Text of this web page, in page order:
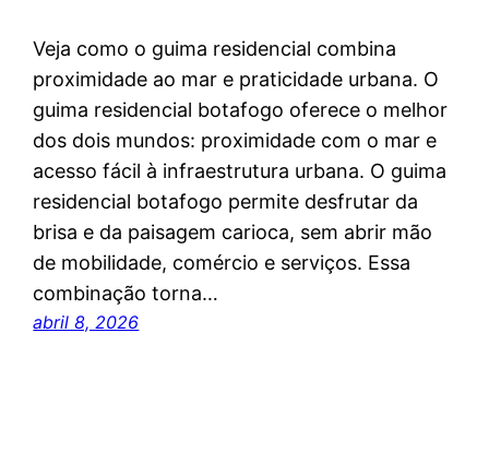
Veja como o guima residencial combina
proximidade ao mar e praticidade urbana. O
guima residencial botafogo oferece o melhor
dos dois mundos: proximidade com o mar e
acesso fácil à infraestrutura urbana. O guima
residencial botafogo permite desfrutar da
brisa e da paisagem carioca, sem abrir mão
de mobilidade, comércio e serviços. Essa
combinação torna…
abril 8, 2026